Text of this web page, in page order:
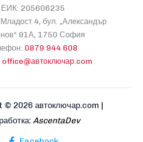
ЕИК: 205606235
4, бул. „Александър
91А, 1750 София
0879 944 608
office@автоключар.com
© 2026 автоключар.com |
AscentaDev